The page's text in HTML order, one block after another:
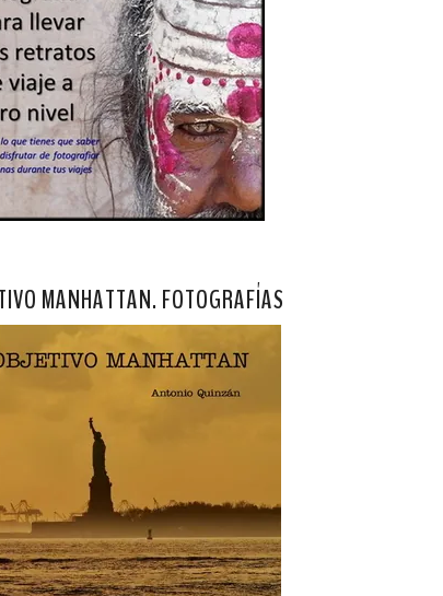
MANHATTAN. FOTOGRAFÍAS